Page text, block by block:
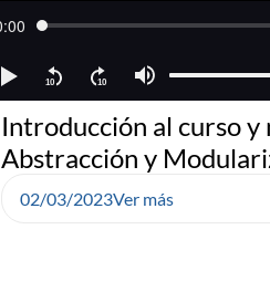
Introducción al curso y
Abstracción y
02/03/2023Ver más